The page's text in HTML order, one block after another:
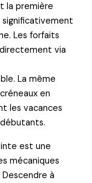
la première
Les forfaits
directement via
La même
en
les vacances
est une
mécaniques
à